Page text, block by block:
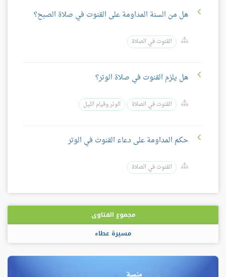
هل من السنة المداومة على القنوت في صلاة الصبح؟
القنوت في الصلاة
هل يلزم القنوت في صلاة الوتر؟
القنوت في الصلاة الوتر وقيام الليل
حكم المداومة على دعاء القنوت في الوتر
القنوت في الصلاة
مجموع الفتاوى
مسيرة عطاء